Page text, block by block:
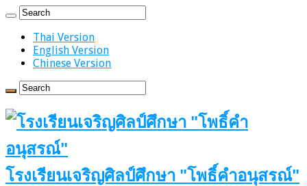
Thai Version
English Version
Chinese Version
โรงเรียนเจริญศิลป์ศึกษา "โพธิ์คำอนุสรณ์"